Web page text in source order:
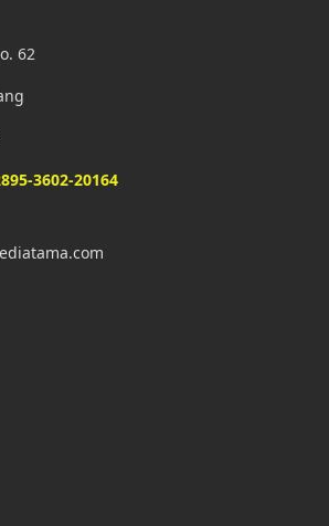
62
3602-20164